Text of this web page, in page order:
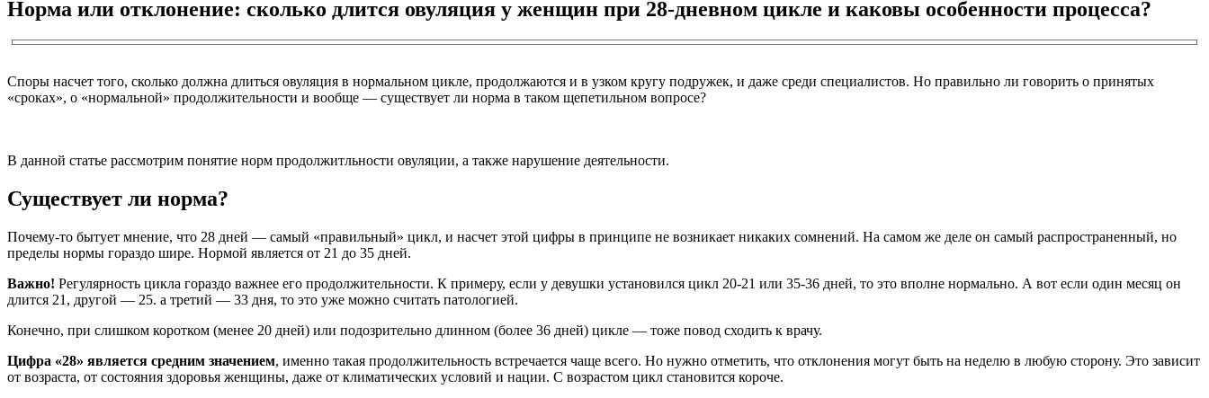
Норма или отклонение: сколько длится овуляция у женщин при 28-дневном цикле и каковы особенности процесса?
Споры насчет того, сколько должна длиться овуляция в нормальном цикле, продолжаются и в узком кругу подружек, и даже среди специалистов. Но правильно ли говорить о принятых
«сроках», о «нормальной» продолжительности и вообще — существует ли норма в таком щепетильном вопросе?
В данной статье рассмотрим понятие норм продолжитльности овуляции, а также нарушение деятельности.
Существует ли норма?
Почему-то бытует мнение, что 28 дней — самый «правильный» цикл, и насчет этой цифры в принципе не возникает никаких сомнений. На самом же деле он самый распространенный, но
пределы нормы гораздо шире. Нормой является от 21 до 35 дней.
Важно! Регулярность цикла гораздо важнее его продолжительности. К примеру, если у девушки установился цикл 20-21 или 35-36 дней, то это вполне нормально. А вот если один месяц он
длится 21, другой — 25. а третий — 33 дня, то это уже можно считать патологией.
Конечно, при слишком коротком (менее 20 дней) или подозрительно длинном (более 36 дней) цикле — тоже повод сходить к врачу.
Цифра «28» является средним значением, именно такая продолжительность встречается чаще всего. Но нужно отметить, что отклонения могут быть на неделю в любую сторону. Это зависит
от возраста, от состояния здоровья женщины, даже от климатических условий и нации. С возрастом цикл становится короче.